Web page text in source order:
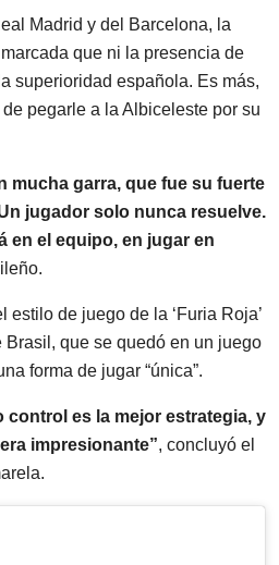
Madrid y del Barcelona, la
que ni la presencia de
superioridad española. Es más,
de pegarle a la Albiceleste por su
mucha garra, que fue su fuerte
jugador solo nunca resuelve.
en el equipo, en jugar en
estilo de juego de la ‘Furia Roja’
que se quedó en un juego
forma de jugar “única”.
control es la mejor estrategia, y
impresionante”, concluyó el